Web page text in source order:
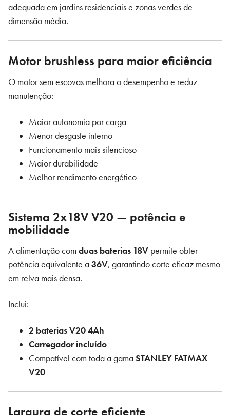
adequada em jardins residenciais e zonas verdes de
dimensão média.
Motor brushless para maior eficiência
O motor sem escovas melhora o desempenho e reduz
manutenção:
Maior autonomia por carga
Menor desgaste interno
Funcionamento mais silencioso
Maior durabilidade
Melhor rendimento energético
Sistema 2x18V V20 — potência e
mobilidade
A alimentação com duas baterias 18V permite obter
potência equivalente a36V, garantindo corte eficaz mesmo
em relva mais densa.
Inclui:
2 baterias V20 4Ah
Carregador incluído
Compatível com toda a gamaSTANLEY FATMAX
V20
Largura de corte eficiente